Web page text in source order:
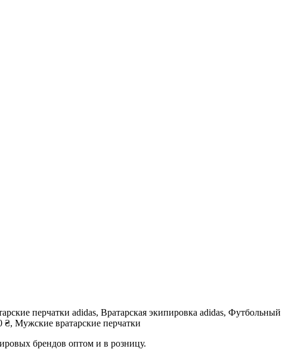
перчатки adidas, Вратарская экипировка adidas, Футбольный
Мужские вратарские перчатки
брендов оптом и в розницу.